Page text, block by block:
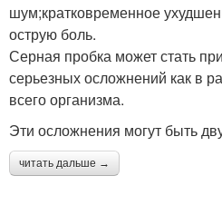
шум;кратковременное
острую боль.
Серная пробка может стать
серьезных осложнений как в
всего организма.
Эти осложнения могут быть
читать дальше →